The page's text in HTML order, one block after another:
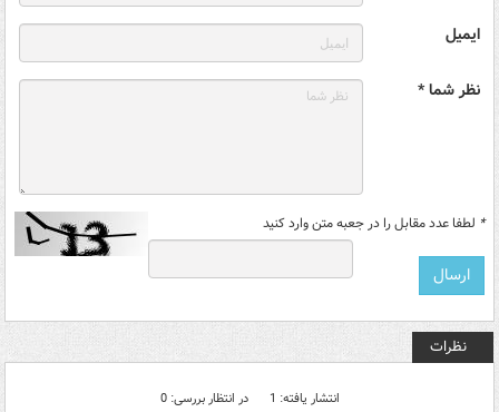
ایمیل
نظر شما *
* لطفا عدد مقابل را در جعبه متن وارد کنید
نظرات
انتشار یافته: 1 در انتظار بررسی: 0